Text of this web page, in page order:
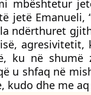
mbështetur
jetë
ndërthuret
agresivitetit,
ku në
u shfaq në
kudo dhe me